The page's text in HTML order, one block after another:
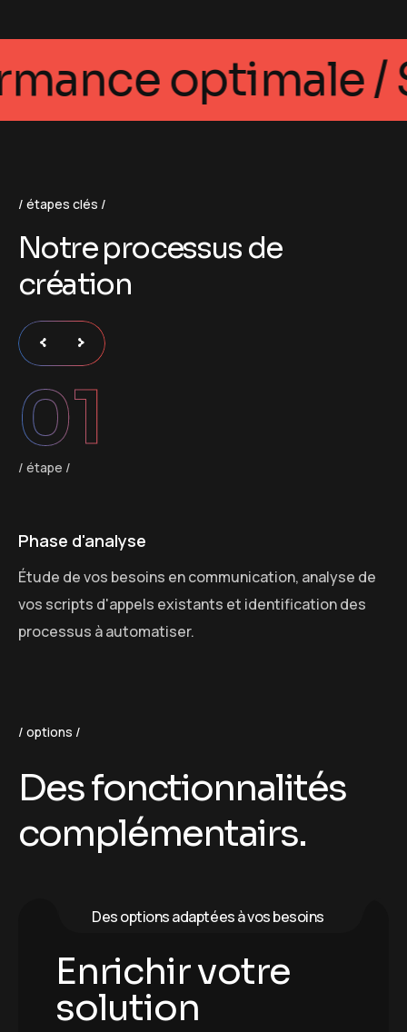
étapes clés
Notreprocessus de
création
01
étape
Phase d'analyse
Étude de vos besoins en communication, analyse de
vos scripts d'appels existants et identification des
processus à automatiser.
options
Desfonctionnalités
complémentairs.
Des options adaptées à vos besoins
Enrichir votre
solution